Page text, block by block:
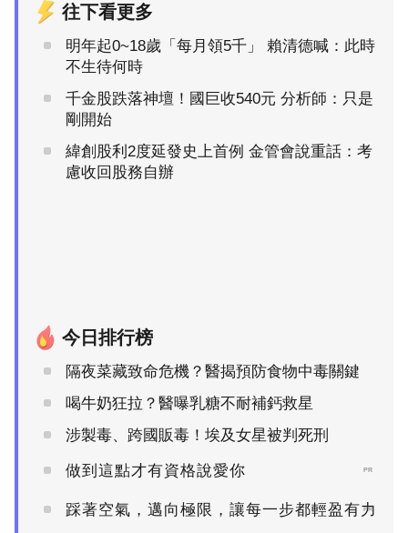
往下看更多
明年起0~18歲「每月領5千」 賴清德喊：此時
不生待何時
千金股跌落神壇！國巨收540元 分析師：只是
剛開始
緯創股利2度延發史上首例 金管會說重話：考
慮收回股務自辦
今日排行榜
隔夜菜藏致命危機？醫揭預防食物中毒關鍵
喝牛奶狂拉？醫曝乳糖不耐補鈣救星
涉製毒、跨國販毒！埃及女星被判死刑
做到這點才有資格說愛你 PR
踩著空氣，邁向極限，讓每一步都輕盈有力
PR